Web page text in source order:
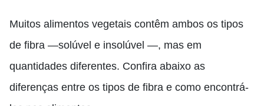
Muitos alimentos vegetais contêm ambos os tipos
de fibra —solúvel e insolúvel —, mas em
quantidades diferentes. Confira abaixo as
diferenças entre os tipos de fibra e como encontrá-